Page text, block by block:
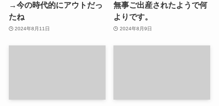
→今の時代的にアウトだっ
たね
2024年8月11日
無事ご出産されたようで何
よりです。
2024年8月9日